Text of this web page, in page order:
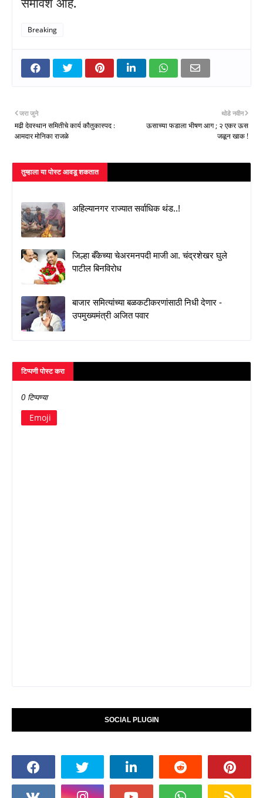
Breaking
थोडे नवीन
ऊसाच्या फडाला भीषण आग ; २ एकर ऊस
जळून खाक !
जरा जुने
मढी देवस्थान समितीचे कार्य कौतुकास्पद :
आमदार मोनिका राजळे
तुम्‍हाला या पोस्‍ट आवडू शकतात
अहिल्यानगर राज्यात सर्वाधिक थंड..!
जिल्हा बँकेच्या चेअरमनपदी माजी आ. चंद्रशेखर घुले
पाटील बिनविरोध
बाजार समित्यांच्या बळकटीकरणांसाठी निधी देणार -
उपमुख्यमंत्री अजित पवार
टिप्पणी पोस्ट करा
0 टिप्पण्या
Emoji
SOCIAL PLUGIN